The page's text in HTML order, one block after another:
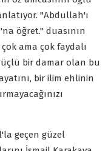
"Abdullah'ı
öğret." duasının
ama çok faydalı
bir damar olan bu
bir ilim ehlinin
geçen güzel